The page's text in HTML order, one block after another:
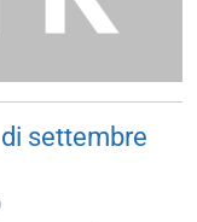
settembre